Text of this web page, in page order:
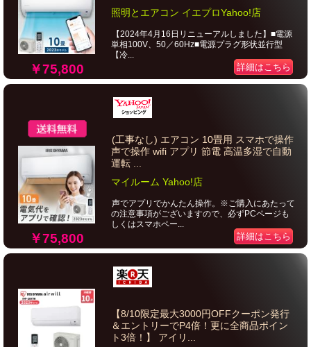
￥75,800
照明とエアコン イエプロYahoo!店
【2024年4月16日リニューアルしました】■電源
単相100V、50／60Hz■電源プラグ形状並行型
【冷...
詳細はこちら
￥75,800
(工事なし) エアコン 10畳用 スマホで操作
声で操作 wifi アプリ 節電 高温多湿で自動
運転 ...
マイルーム Yahoo!店
声でアプリでかんたん操作。※ご購入にあたって
の注意事項がございますので、必ずPCページも
しくはスマホペー...
詳細はこちら
【8/10限定最大3000円OFFクーポン発行
＆エントリーでP4倍！更に全商品ポイン
ト3倍！】 アイリ...